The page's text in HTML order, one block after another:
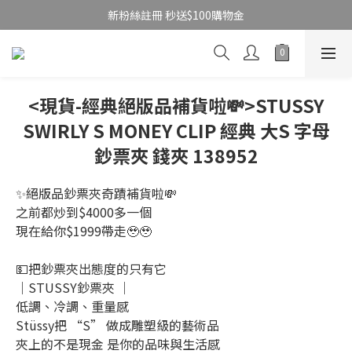
新粉絲註冊 秒送$100購物金
<現貨-經典絕版品補貨啦💸>STUSSY
SWIRLY S MONEY CLIP 經典 大S 字母
鈔票夾 錢夾 138952
✨絕版品鈔票夾奇蹟補貨啦💸
之前都炒到$4000多一個
現在給你$1999帶走🥹🥹
💵把鈔票夾出態度的只有它
｜STUSSY鈔票夾 ｜
低調、冷調、重量感
Stüssy把 “S” 做成雕塑級的藝術品
夾上的不是現金 是你的品味與生活感